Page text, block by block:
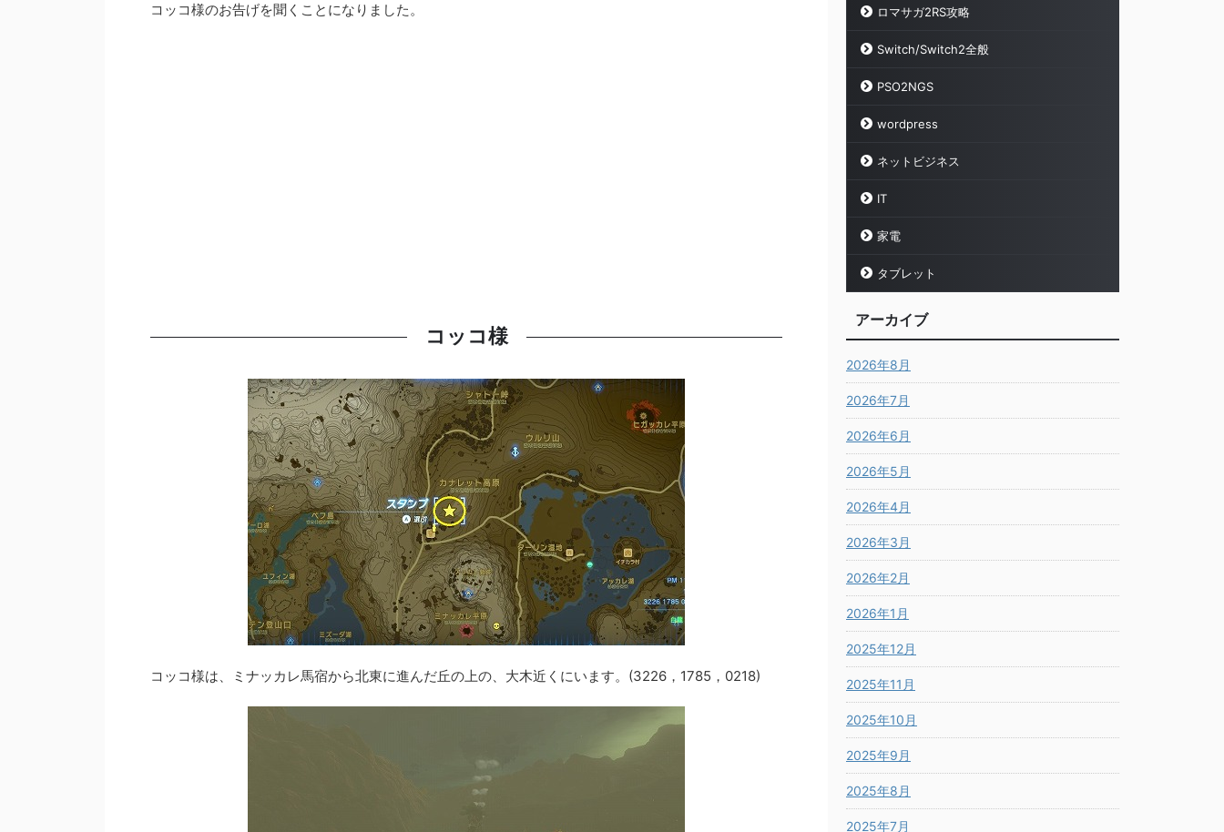
コッコ様のお告げを聞くことになりました。
コッコ様
コッコ様は、ミナッカレ馬宿から北東に進んだ丘の上の、大木近くにいます。(3226，1785，0218)
ロマサガ2RS攻略
Switch/Switch2全般
PSO2NGS
wordpress
ネットビジネス
IT
家電
タブレット
アーカイブ
2026年8月
2026年7月
2026年6月
2026年5月
2026年4月
2026年3月
2026年2月
2026年1月
2025年12月
2025年11月
2025年10月
2025年9月
2025年8月
2025年7月